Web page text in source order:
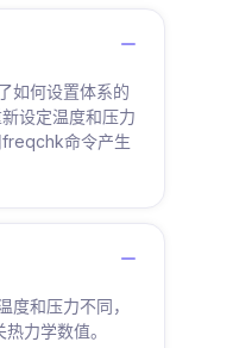
如何设置体系的
设定温度和压力
freqchk命令产生
和压力不同，
力学数值。